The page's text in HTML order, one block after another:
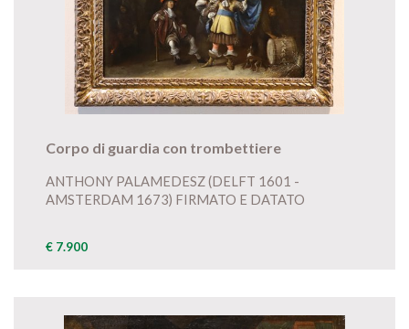
Corpo di guardia con trombettiere
ANTHONY PALAMEDESZ (DELFT 1601 -
AMSTERDAM 1673) FIRMATO E DATATO
€ 7.900